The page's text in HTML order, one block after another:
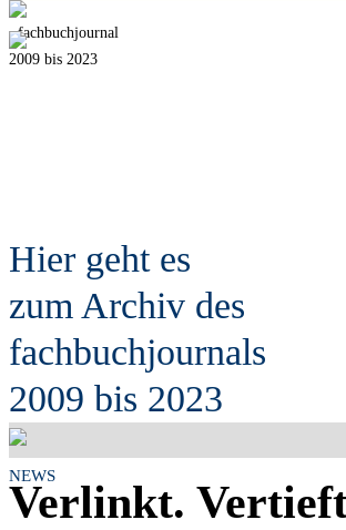
fachbuchjournal
2009 bis 2023
Hier geht es
zum Archiv des
fachbuchjournals
2009 bis 2023
NEWS
Verlinkt.